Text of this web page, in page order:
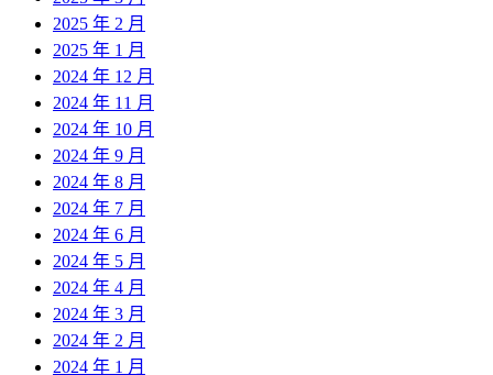
2025 年 2 月
2025 年 1 月
2024 年 12 月
2024 年 11 月
2024 年 10 月
2024 年 9 月
2024 年 8 月
2024 年 7 月
2024 年 6 月
2024 年 5 月
2024 年 4 月
2024 年 3 月
2024 年 2 月
2024 年 1 月